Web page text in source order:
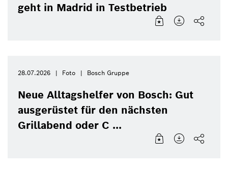
geht in Madrid in Testbetrieb
28.07.2026 Foto Bosch Gruppe
Neue Alltagshelfer von Bosch: Gut
ausgerüstet für den nächsten
Grillabend oder C ...